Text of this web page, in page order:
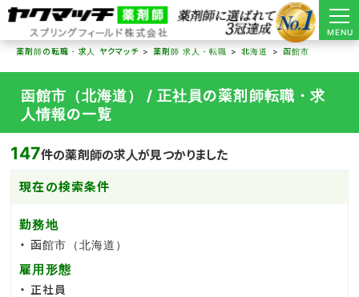
MENU
薬剤師の転職・求人 ヤクマッチ
薬剤師 求人・転職 北海道 函館市
函館市（北海道） / 正社員の薬剤師転職・求
人情報の一覧
147件の薬剤師の求人が見つかりました
現在の検索条件
勤務地
函館市（北海道）
雇用形態
正社員